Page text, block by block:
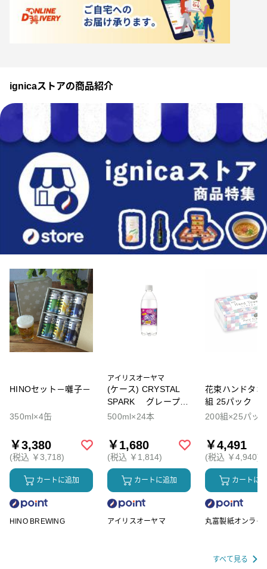
ignicaストアの商品紹介
HINOセット－囃子－
350ml×4缶
￥3,380
(税込 ￥3,718)
カートに追加
HINO BREWING
アイリスオーヤマ
(ケース) CRYSTAL
SPARK グレープソ
ーダ
500ml×24本
￥1,680
(税込 ￥1,814)
カートに追加
アイリスオーヤマ
花束ハンドタオ
組 25パック
200組×25パッ
￥4,491
(税込 ￥4,940)
カートに
丸富製紙オンライ
すべて見る